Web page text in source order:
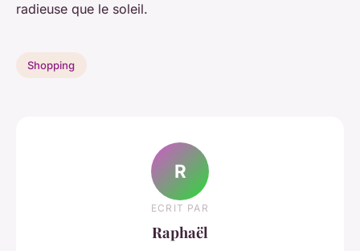
radieuse que le soleil.
Shopping
R
ECRIT PAR
Raphaël